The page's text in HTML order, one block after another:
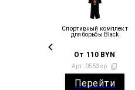
Спортивный комплект
для борьбы Black
От 110 BYN
Арт: 0553sp
Перейти